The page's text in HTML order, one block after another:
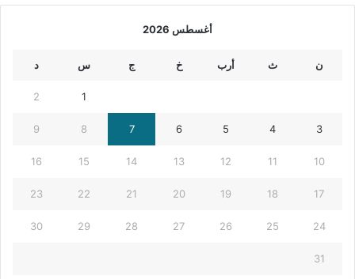
أغسطس 2026
ن ث أرب خ ج س د
1
2
3
4
5
6
7
8
9
10
11
12
13
14
15
16
17
18
19
20
21
22
23
24
25
26
27
28
29
30
31